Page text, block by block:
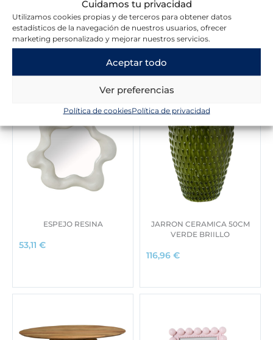
Cuidamos tu privacidad
Utilizamos cookies propias y de terceros para obtener datos
estadísticos de la navegación de nuestros usuarios, ofrecer
marketing personalizado y mejorar nuestros servicios.
Aceptar todo
Ver preferencias
Política de cookiesPolítica de privacidad
Novedades en la tienda
ESPEJO RESINA
53,11 €
JARRON CERAMICA 50CM
VERDE BRIILLO
116,96 €